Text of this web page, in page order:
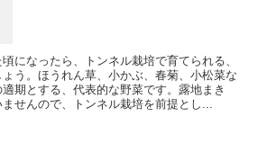
になったら、トンネル栽培で育てられる、
う。ほうれん草、小かぶ、春菊、小松菜な
期とする、代表的な野菜です。露地まき
せんので、トンネル栽培を前提とし...